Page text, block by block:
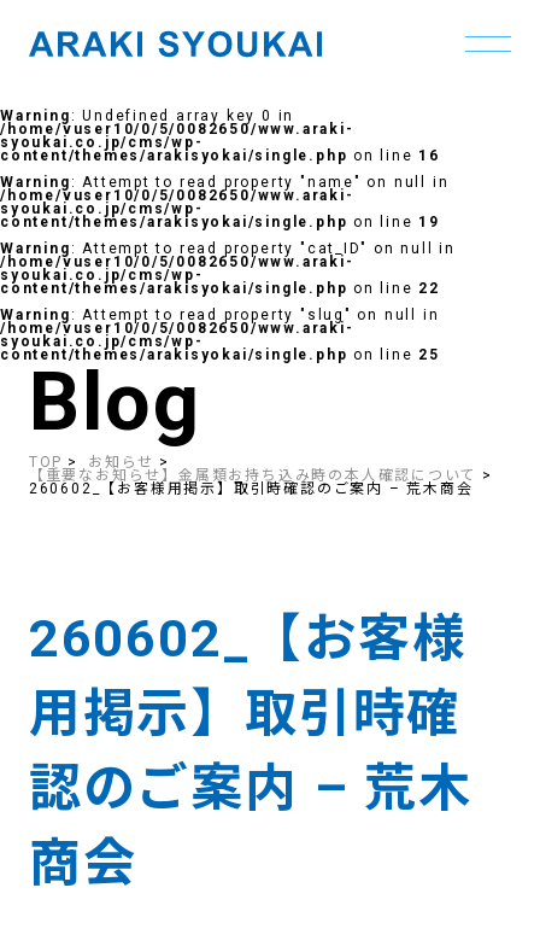
to
the
content
Warning : Undefined array key 0 in
/home/vuser10/0/5/0082650/www.araki-
syoukai.co.jp/cms/wp-
content/themes/arakisyokai/single.php on line 16
Warning : Attempt to read property "name" on null in
/home/vuser10/0/5/0082650/www.araki-
syoukai.co.jp/cms/wp-
content/themes/arakisyokai/single.php on line 19
Warning : Attempt to read property "cat_ID" on null in
/home/vuser10/0/5/0082650/www.araki-
syoukai.co.jp/cms/wp-
content/themes/arakisyokai/single.php on line 22
Warning : Attempt to read property "slug" on null in
/home/vuser10/0/5/0082650/www.araki-
syoukai.co.jp/cms/wp-
content/themes/arakisyokai/single.php on line 25
Blog
TOP お知らせ
【重要なお知らせ】金属類お持ち込み時の本人確認について
260602_【お客様用掲示】取引時確認のご案内 – 荒木商会
260602_【お客様
用掲示】取引時確
認のご案内 – 荒木
商会